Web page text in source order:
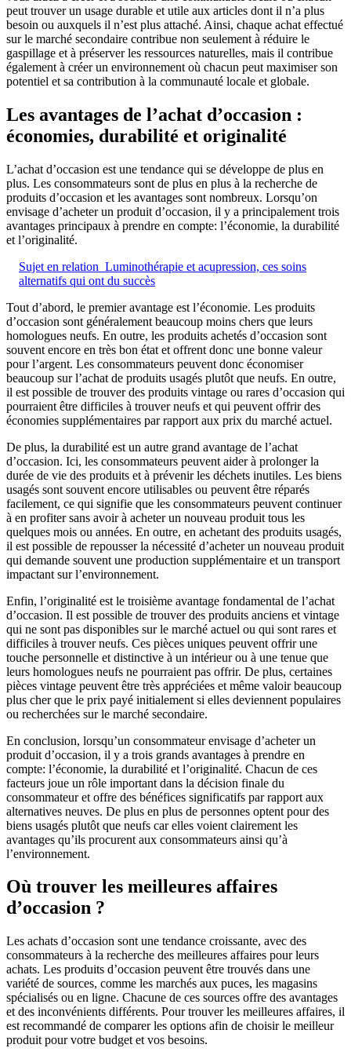
peut trouver un usage durable et utile aux articles dont il n’a plus
besoin ou auxquels il n’est plus attaché. Ainsi, chaque achat effectué
sur le marché secondaire contribue non seulement à réduire le
gaspillage et à préserver les ressources naturelles, mais il contribue
également à créer un environnement où chacun peut maximiser son
potentiel et sa contribution à la communauté locale et globale.
Les avantages de l’achat d’occasion :
économies, durabilité et originalité
L’achat d’occasion est une tendance qui se développe de plus en
plus. Les consommateurs sont de plus en plus à la recherche de
produits d’occasion et les avantages sont nombreux. Lorsqu’on
envisage d’acheter un produit d’occasion, il y a principalement trois
avantages principaux à prendre en compte: l’économie, la durabilité
et l’originalité.
Sujet en relation Luminothérapie et acupression, ces soins
alternatifs qui ont du succès
Tout d’abord, le premier avantage est l’économie. Les produits
d’occasion sont généralement beaucoup moins chers que leurs
homologues neufs. En outre, les produits achetés d’occasion sont
souvent encore en très bon état et offrent donc une bonne valeur
pour l’argent. Les consommateurs peuvent donc économiser
beaucoup sur l’achat de produits usagés plutôt que neufs. En outre,
il est possible de trouver des produits vintage ou rares d’occasion qui
pourraient être difficiles à trouver neufs et qui peuvent offrir des
économies supplémentaires par rapport aux prix du marché actuel.
De plus, la durabilité est un autre grand avantage de l’achat
d’occasion. Ici, les consommateurs peuvent aider à prolonger la
durée de vie des produits et à prévenir les déchets inutiles. Les biens
usagés sont souvent encore utilisables ou peuvent être réparés
facilement, ce qui signifie que les consommateurs peuvent continuer
à en profiter sans avoir à acheter un nouveau produit tous les
quelques mois ou années. En outre, en achetant des produits usagés,
il est possible de repousser la nécessité d’acheter un nouveau produit
qui demande souvent une production supplémentaire et un transport
impactant sur l’environnement.
Enfin, l’originalité est le troisième avantage fondamental de l’achat
d’occasion. Il est possible de trouver des produits anciens et vintage
qui ne sont pas disponibles sur le marché actuel ou qui sont rares et
difficiles à trouver neufs. Ces pièces uniques peuvent offrir une
touche personnelle et distinctive à un intérieur ou à une tenue que
leurs homologues neufs ne pourraient pas offrir. De plus, certaines
pièces vintage peuvent être très appréciées et même valoir beaucoup
plus cher que le prix payé initialement si elles deviennent populaires
ou recherchées sur le marché secondaire.
En conclusion, lorsqu’un consommateur envisage d’acheter un
produit d’occasion, il y a trois grands avantages à prendre en
compte: l’économie, la durabilité et l’originalité. Chacun de ces
facteurs joue un rôle important dans la décision finale du
consommateur et offre des bénéfices significatifs par rapport aux
alternatives neuves. De plus en plus de personnes optent pour des
biens usagés plutôt que neufs car elles voient clairement les
avantages qu’ils procurent aux consommateurs ainsi qu’à
l’environnement.
Où trouver les meilleures affaires
d’occasion ?
Les achats d’occasion sont une tendance croissante, avec des
consommateurs à la recherche des meilleures affaires pour leurs
achats. Les produits d’occasion peuvent être trouvés dans une
variété de sources, comme les marchés aux puces, les magasins
spécialisés ou en ligne. Chacune de ces sources offre des avantages
et des inconvénients différents. Pour trouver les meilleures affaires, il
est recommandé de comparer les options afin de choisir le meilleur
produit pour votre budget et vos besoins.